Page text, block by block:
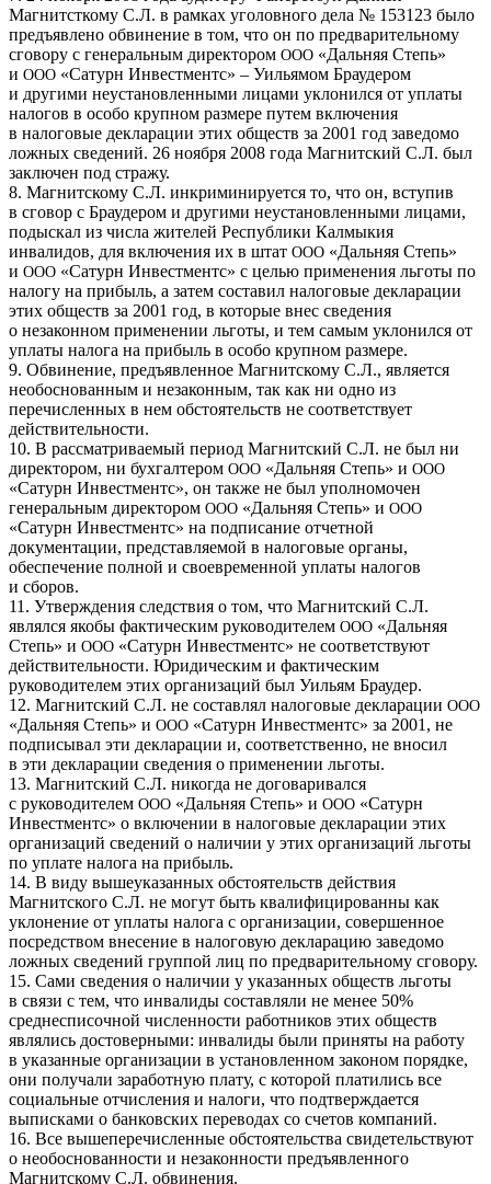
Магнитсткому С.Л. в рамках уголовного дела № 153123 было
предъявлено обвинение в том, что он по предварительному
сговору с генеральным директором ООО «Дальняя Степь»
и ООО «Сатурн Инвестментс» – Уильямом Браудером
и другими неустановленными лицами уклонился от уплаты
налогов в особо крупном размере путем включения
в налоговые декларации этих обществ за 2001 год заведомо
ложных сведений. 26 ноября 2008 года Магнитский С.Л. был
заключен под стражу.
8. Магнитскому С.Л. инкриминируется то, что он, вступив
в сговор с Браудером и другими неустановленными лицами,
подыскал из числа жителей Республики Калмыкия
инвалидов, для включения их в штат ООО «Дальняя Степь»
и ООО «Сатурн Инвестментс» с целью применения льготы по
налогу на прибыль, а затем составил налоговые декларации
этих обществ за 2001 год, в которые внес сведения
о незаконном применении льготы, и тем самым уклонился от
уплаты налога на прибыль в особо крупном размере.
9. Обвинение, предъявленное Магнитскому С.Л., является
необоснованным и незаконным, так как ни одно из
перечисленных в нем обстоятельств не соответствует
действительности.
10. В рассматриваемый период Магнитский С.Л. не был ни
директором, ни бухгалтером ООО «Дальняя Степь» и ООО
«Сатурн Инвестментс», он также не был уполномочен
генеральным директором ООО «Дальняя Степь» и ООО
«Сатурн Инвестментс» на подписание отчетной
документации, представляемой в налоговые органы,
обеспечение полной и своевременной уплаты налогов
и сборов.
11. Утверждения следствия о том, что Магнитский С.Л.
являлся якобы фактическим руководителем ООО «Дальняя
Степь» и ООО «Сатурн Инвестментс» не соответствуют
действительности. Юридическим и фактическим
руководителем этих организаций был Уильям Браудер.
12. Магнитский С.Л. не составлял налоговые декларации ООО
«Дальняя Степь» и ООО «Сатурн Инвестментс» за 2001, не
подписывал эти декларации и, соответственно, не вносил
в эти декларации сведения о применении льготы.
13. Магнитский С.Л. никогда не договаривался
с руководителем ООО «Дальняя Степь» и ООО «Сатурн
Инвестментс» о включении в налоговые декларации этих
организаций сведений о наличии у этих организаций льготы
по уплате налога на прибыль.
14. В виду вышеуказанных обстоятельств действия
Магнитского С.Л. не могут быть квалифицированны как
уклонение от уплаты налога с организации, совершенное
посредством внесение в налоговую декларацию заведомо
ложных сведений группой лиц по предварительному сговору.
15. Сами сведения о наличии у указанных обществ льготы
в связи с тем, что инвалиды составляли не менее 50%
среднесписочной численности работников этих обществ
являлись достоверными: инвалиды были приняты на работу
в указанные организации в установленном законом порядке,
они получали заработную плату, с которой платились все
социальные отчисления и налоги, что подтверждается
выписками о банковских переводах со счетов компаний.
16. Все вышеперечисленные обстоятельства свидетельствуют
о необоснованности и незаконности предъявленного
Магнитскому С.Л. обвинения.